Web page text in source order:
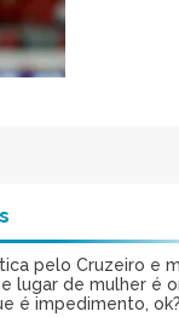
pelo Cruzeiro e
lugar de mulher é
é impedimento, ok?